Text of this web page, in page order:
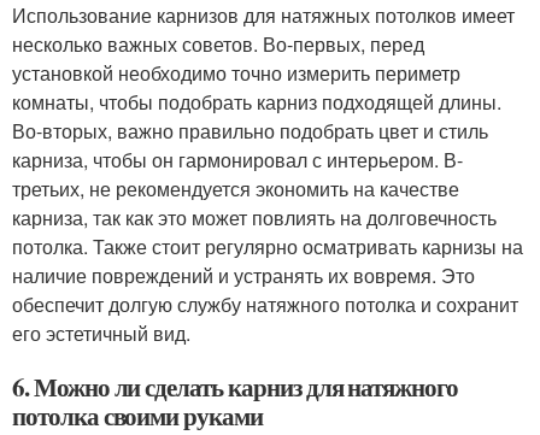
Использование карнизов для натяжных потолков имеет
несколько важных советов. Во-первых, перед
установкой необходимо точно измерить периметр
комнаты, чтобы подобрать карниз подходящей длины.
Во-вторых, важно правильно подобрать цвет и стиль
карниза, чтобы он гармонировал с интерьером. В-
третьих, не рекомендуется экономить на качестве
карниза, так как это может повлиять на долговечность
потолка. Также стоит регулярно осматривать карнизы на
наличие повреждений и устранять их вовремя. Это
обеспечит долгую службу натяжного потолка и сохранит
его эстетичный вид.
6. Можно ли сделать карниз для натяжного
потолка своими руками